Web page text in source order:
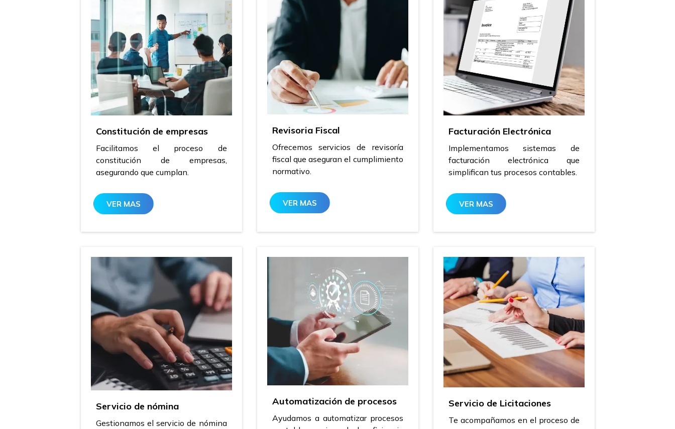
Constitución de empresas
Facilitamos el proceso de
constitución de empresas,
asegurando que cumplan.
VER MAS
Revisoria Fiscal
Ofrecemos servicios de revisoría
fiscal que aseguran el cumplimiento
normativo.
VER MAS
Facturación Electrónica
Implementamos sistemas de
facturación electrónica que
simplifican tus procesos contables.
VER MAS
Servicio de nómina
Gestionamos el servicio de nómina
Automatización de procesos
Ayudamos a automatizar procesos
Servicio de Licitaciones
Te acompañamos en el proceso de